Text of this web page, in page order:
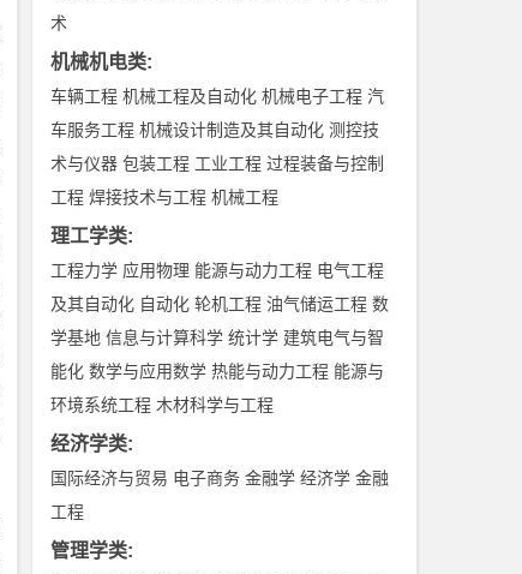
术
机械机电类:
车辆工程 机械工程及自动化 机械电子工程 汽
车服务工程 机械设计制造及其自动化 测控技
术与仪器 包装工程 工业工程 过程装备与控制
工程 焊接技术与工程 机械工程
理工学类:
工程力学 应用物理 能源与动力工程 电气工程
及其自动化 自动化 轮机工程 油气储运工程 数
学基地 信息与计算科学 统计学 建筑电气与智
能化 数学与应用数学 热能与动力工程 能源与
环境系统工程 木材科学与工程
经济学类:
国际经济与贸易 电子商务 金融学 经济学 金融
工程
管理学类: